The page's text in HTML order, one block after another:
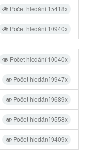
Počet hledání 15418x
Počet hledání 10940x
Počet hledání 10040x
Počet hledání 9947x
Počet hledání 9689x
Počet hledání 9558x
Počet hledání 9409x